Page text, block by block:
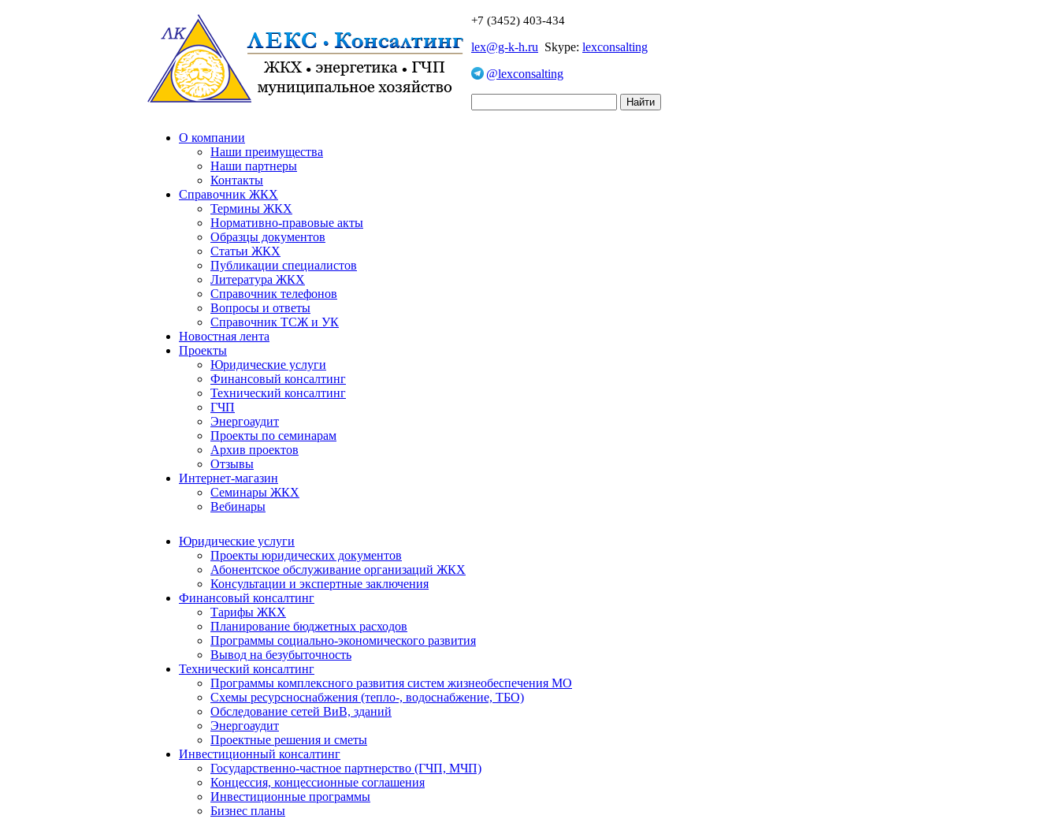
+7 (3452) 403-434
lex@g-k-h.ru Skype: lexconsalting
@lexconsalting
О компании
Наши преимущества
Наши партнеры
Контакты
Справочник ЖКХ
Термины ЖКХ
Нормативно-правовые акты
Образцы документов
Статьи ЖКХ
Публикации специалистов
Литература ЖКХ
Справочник телефонов
Вопросы и ответы
Справочник ТСЖ и УК
Новостная лента
Проекты
Юридические услуги
Финансовый консалтинг
Технический консалтинг
ГЧП
Энергоаудит
Проекты по семинарам
Архив проектов
Отзывы
Интернет-магазин
Семинары ЖКХ
Вебинары
Юридические услуги
Проекты юридических документов
Абонентское обслуживание организаций ЖКХ
Консультации и экспертные заключения
Финансовый консалтинг
Тарифы ЖКХ
Планирование бюджетных расходов
Программы социально-экономического развития
Вывод на безубыточность
Технический консалтинг
Программы комплексного развития систем жизнеобеспечения МО
Схемы ресурсноснабжения (тепло-, водоснабжение, ТБО)
Обследование сетей ВиВ, зданий
Энергоаудит
Проектные решения и сметы
Инвестиционный консалтинг
Государственно-частное партнерство (ГЧП, МЧП)
Концессия, концессионные соглашения
Инвестиционные программы
Бизнес планы